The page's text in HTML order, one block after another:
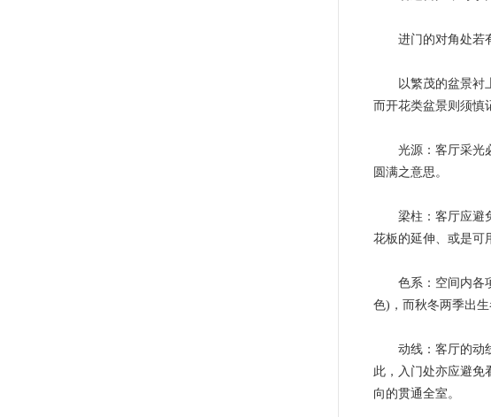
进门的对角处若有
以繁茂的盆景衬上
而开花类盆景则须慎
光源：客厅采光必
圆满之意思。
梁柱：客厅应避免
花板的延伸、或是可
色系：空间内各项
色)，而秋冬两季出
动线：客厅的动线
此，入门处亦应避免
向的贯通全室。